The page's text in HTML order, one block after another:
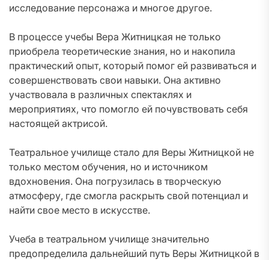
исследование персонажа и многое другое.
В процессе учебы Вера Житницкая не только
приобрела теоретические знания, но и накопила
практический опыт, который помог ей развиваться и
совершенствовать свои навыки. Она активно
участвовала в различных спектаклях и
мероприятиях, что помогло ей почувствовать себя
настоящей актрисой.
Театральное училище стало для Веры Житницкой не
только местом обучения, но и источником
вдохновения. Она погрузилась в творческую
атмосферу, где смогла раскрыть свой потенциал и
найти свое место в искусстве.
Учеба в театральном училище значительно
предопределила дальнейший путь Веры Житницкой в